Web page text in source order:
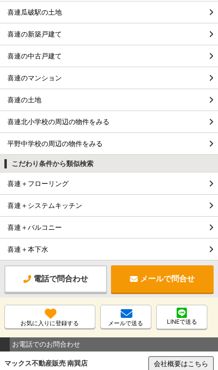
喜連瓜破駅の土地
喜連の新築戸建て
喜連の中古戸建て
喜連のマンション
喜連の土地
喜連北小学校の周辺の物件をみる
平野中学校の周辺の物件をみる
こだわり条件から類似検索
喜連＋フローリング
喜連＋システムキッチン
喜連＋バルコニー
喜連＋本下水
電話で問合わせ メールで問合せ
お気に入りに登録する メールで送る LINEで送る
お電話でのお問合わせ
マックス不動産販売 南巽店 会社概要はこちら